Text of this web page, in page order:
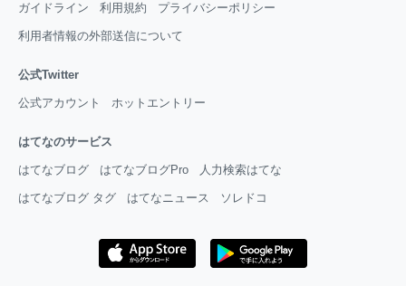
ガイドライン 利用規約 プライバシーポリシー
利用者情報の外部送信について
公式Twitter
公式アカウント ホットエントリー
はてなのサービス
はてなブログ はてなブログPro 人力検索はてな
はてなブログ タグ はてなニュース ソレドコ